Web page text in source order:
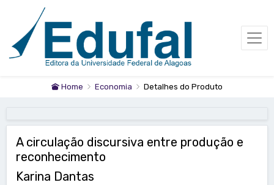
Home Economia Detalhes do Produto
A circulação discursiva entre produção e
reconhecimento
Karina Dantas